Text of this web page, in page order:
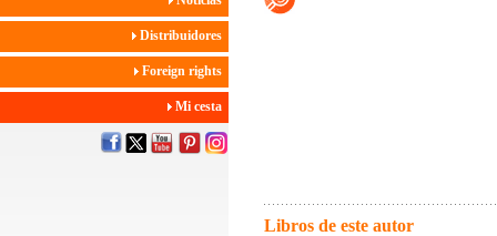
Distribuidores
Foreign rights
Mi cesta
Libros de este autor